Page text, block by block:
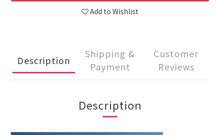
Add to Wishlist
Description
Shipping &
Payment
Customer
Reviews
Description